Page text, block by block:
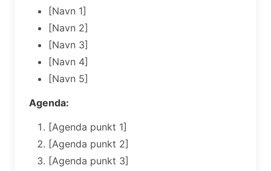
[Navn 1]
[Navn 2]
[Navn 3]
[Navn 4]
[Navn 5]
Agenda:
[Agenda punkt 1]
[Agenda punkt 2]
[Agenda punkt 3]